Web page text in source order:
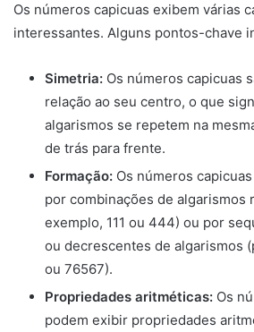
Os números capicuas exibem várias
interessantes. Alguns pontos-chave
Simetria: Os números capicuas
relação ao seu centro, o que
algarismos se repetem na
de trás para frente.
Formação: Os números
por combinações de algarismos
exemplo, 111 ou 444) ou por
ou decrescentes de algarismos
ou 76567).
Propriedades aritméticas: Os
podem exibir propriedades